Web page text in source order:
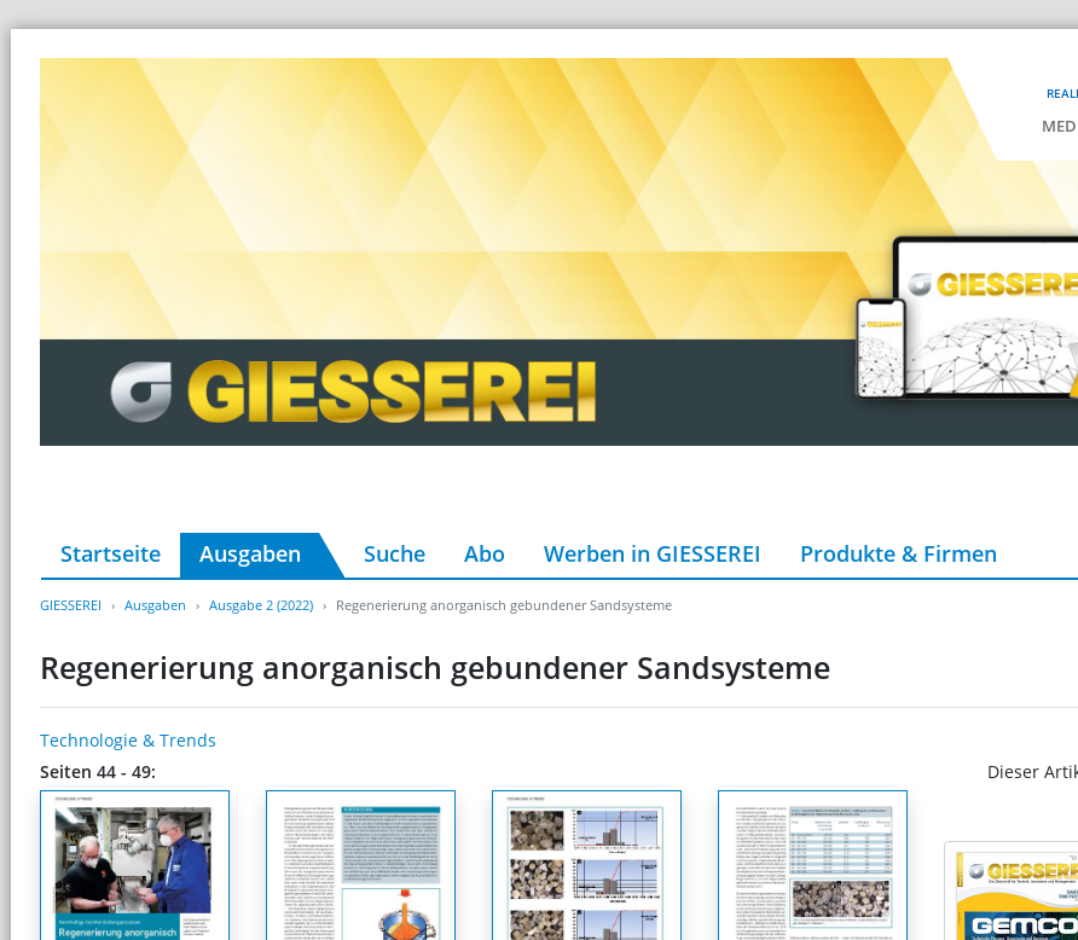
Startseite Ausgaben Suche Abo Werben in GIESSEREI Produkte & Firmen
GIESSEREI Ausgaben Ausgabe 2 (2022) Regenerierung anorganisch gebundener Sandsysteme
Regenerierung anorganisch gebundener Sandsysteme
Technologie & Trends
Seiten 44 - 49:
Dieser